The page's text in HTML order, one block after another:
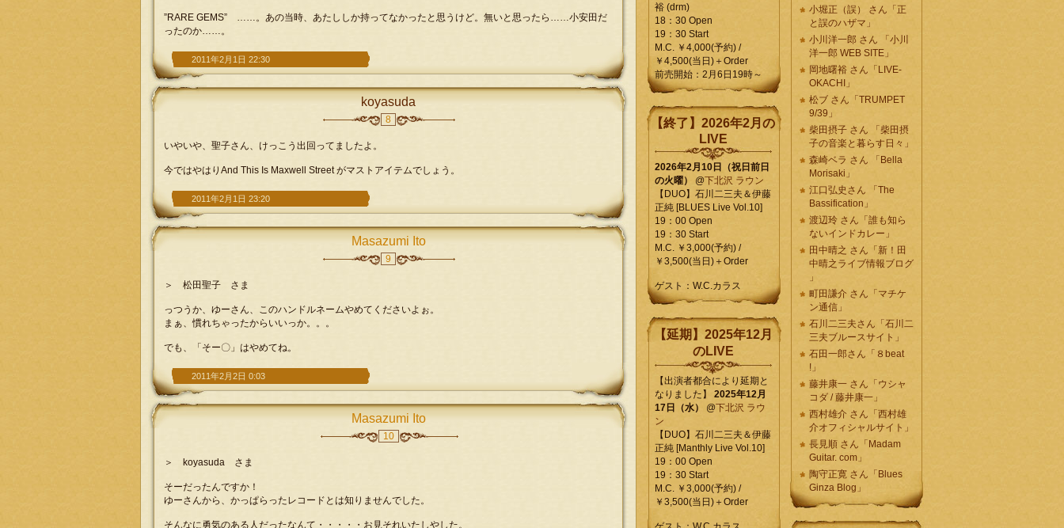
”RARE GEMS” ……。あの当時、あたししか持ってなかったと思うけど。無いと思ったら……小安田だ
ったのか……。
2011年2月1日 22:30
koyasuda
8
いやいや、聖子さん、けっこう出回ってましたよ。
今ではやはりAnd This Is Maxwell Street がマストアイテムでしょう。
2011年2月1日 23:20
Masazumi Ito
9
＞ 松田聖子 さま
っつうか、ゆーさん、このハンドルネームやめてくださいよぉ。
まぁ、慣れちゃったからいいっか。。。
でも、「そー〇」はやめてね。
2011年2月2日 0:03
Masazumi Ito
10
＞ koyasuda さま
そーだったんですか！
ゆーさんから、かっぱらったレコードとは知りませんでした。
そんなに勇気のある人だったなんて・・・・・お見それいたしやした。
裕 (drm)
18：30 Open
19：30 Start
M.C. ￥4,000(予約) /
￥4,500(当日)＋Order
前売開始：2月6日19時～
【終了】2026年2月の
LIVE
2026年2月10日（祝日前日
の火曜）
@下北沢 ラウン
【DUO】石川二三夫＆伊藤
正純 [BLUES Live Vol.10]
19：00 Open
19：30 Start
M.C. ￥3,000(予約) /
￥3,500(当日)＋Order
ゲスト：W.C.カラス
【延期】2025年12月
のLIVE
【出演者都合により延期と
なりました】 2025年12月
17日（水）
@下北沢 ラウ
ン
【DUO】石川二三夫＆伊藤
正純 [Manthly Live Vol.10]
19：00 Open
19：30 Start
M.C. ￥3,000(予約) /
￥3,500(当日)＋Order
小堀正（誤） さん「正
と誤のハザマ」
小川洋一郎 さん 「小川
洋一郎 WEB SITE」
岡地曙裕 さん「LIVE-
OKACHI」
松ブ さん「TRUMPET
9/39」
柴田摂子 さん 「柴田摂
子の音楽と暮らす日々」
森崎ベラ さん 「Bella
Morisaki」
江口弘史さん 「The
Bassification」
渡辺玲 さん「誰も知ら
ないインドカレー」
田中晴之 さん「新！田
中晴之ライブ情報ブログ
」
町田謙介 さん「マチケ
ン通信」
石川二三夫さん「石川二
三夫ブルースサイト」
石田一郎さん「８beat
!」
藤井康一 さん「ウシャ
コダ / 藤井康一」
西村雄介 さん「西村雄
介オフィシャルサイト」
長見順 さん「Madam
Guitar. com」
陶守正寛 さん「Blues
Ginza Blog」